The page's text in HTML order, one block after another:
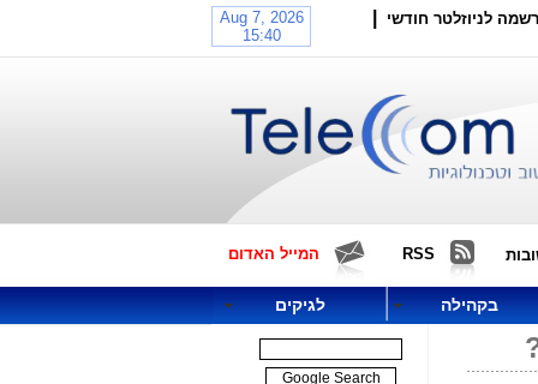
לניוזלטר חודשי
RSS המייל האדום
בקהילה לגיקים